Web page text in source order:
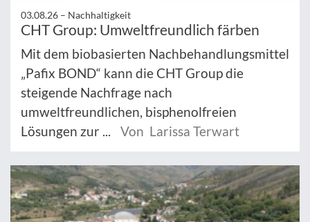
03.08.26 – Nachhaltigkeit
CHT Group: Umweltfreundlich färben
Mit dem biobasierten Nachbehandlungsmittel
„Pafix BOND“ kann die CHT Group die
steigende Nachfrage nach
umweltfreundlichen, bisphenolfreien
Lösungen zur ...
Von Larissa Terwart